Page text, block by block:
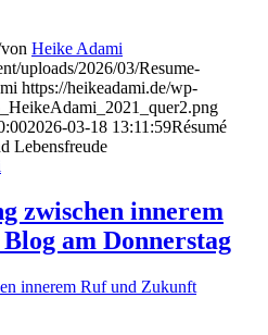
von Heike Adami
uploads/2026/03/Resume-
https://heikeadami.de/wp-
2026-03-18 13:11:59Résumé
Lebensfreude
zwischen innerem
am Donnerstag